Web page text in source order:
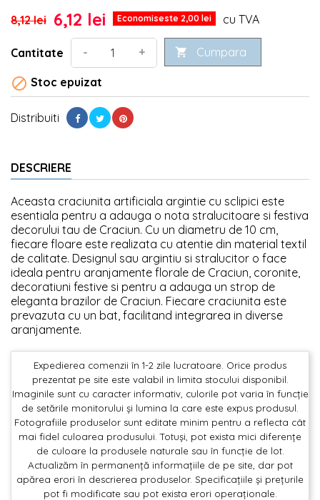
8,12 lei 6,12 lei Economiseste 2,00 lei cu TVA
Cantitate - +  Cumpara
 Stoc epuizat
Distribuiti
DESCRIERE
Aceasta craciunita artificiala argintie cu sclipici este
esentiala pentru a adauga o nota stralucitoare si festiva
decorului tau de Craciun. Cu un diametru de 10 cm,
fiecare floare este realizata cu atentie din material textil
de calitate. Designul sau argintiu si stralucitor o face
ideala pentru aranjamente florale de Craciun, coronite,
decoratiuni festive si pentru a adauga un strop de
eleganta brazilor de Craciun. Fiecare craciunita este
prevazuta cu un bat, facilitand integrarea in diverse
aranjamente.
Expedierea comenzii în 1-2 zile lucratoare. Orice produs
prezentat pe site este valabil in limita stocului disponibil.
Imaginile sunt cu caracter informativ, culorile pot varia în funcție
de setările monitorului și lumina la care este expus produsul.
Fotografiile produselor sunt editate minim pentru a reflecta cât
mai fidel culoarea produsului. Totuși, pot exista mici diferențe
de culoare la produsele naturale sau în funcție de lot.
Actualizăm în permanență informațiile de pe site, dar pot
apărea erori în descrierea produselor. Specificațiile și prețurile
pot fi modificate sau pot exista erori operaționale.